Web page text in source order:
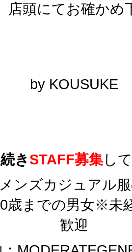
店頭にてお確かめ
by KOUSUKE
きSTAFF募集し
ンズカジュアル
歳までの男女※未
歓迎